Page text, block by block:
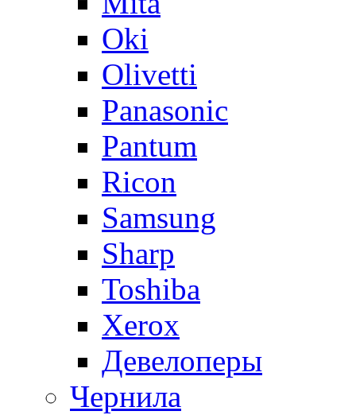
Oki
Olivetti
Panasonic
Pantum
Ricon
Samsung
Sharp
Toshiba
Xerox
Девелоперы
Чернила